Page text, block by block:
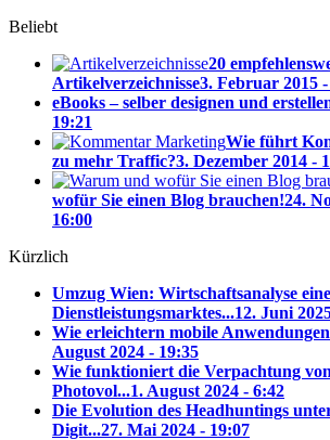
Beliebt
20
Artikelverzeichnisse3. Februar 2015
eBooks – selber designen und
19:21
Wie führt
zu mehr Traffic?3. Dezember 2014 -
wofür Sie einen Blog brauchen!24.
16:00
Kürzlich
Umzug Wien: Wirtschaftsanalyse
Dienstleistungsmarktes...12. Juni
Wie erleichtern mobile
August 2024 - 19:35
Wie funktioniert die Verpachtung
Photovol...1. August 2024 - 6:42
Die Evolution des Headhuntings
Digit...27. Mai 2024 - 19:07